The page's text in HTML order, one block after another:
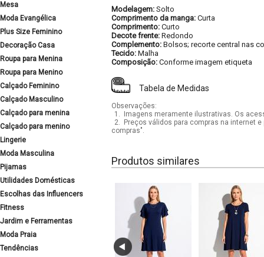
Mesa
Moda Evangélica
Plus Size Feminino
Decoração Casa
Roupa para Menina
Roupa para Menino
Calçado Feminino
Calçado Masculino
Calçado para menina
Calçado para menino
Lingerie
Moda Masculina
Pijamas
Utilidades Domésticas
Escolhas das Influencers
Fitness
Jardim e Ferramentas
Moda Praia
Tendências
Modelagem: Solto
Comprimento da manga: Curta
Comprimento: Curto
Decote frente: Redondo
Complemento: Bolsos; recorte central nas
Tecido: Malha
Composição: Conforme imagem etiqueta
Tabela de Medidas
Observações:
1.
Imagens meramente ilustrativas. Os
2.
Preços válidos para compras na internet
compras".
Produtos similares